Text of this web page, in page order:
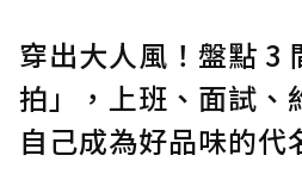
穿出大人風！盤點 3
拍」，上班、面試、
自己成為好品味的代